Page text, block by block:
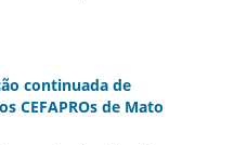
continuada de
CEFAPROs de Mato